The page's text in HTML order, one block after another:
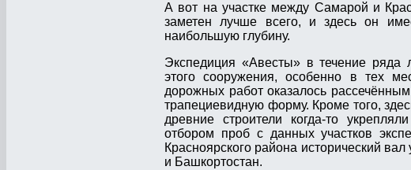
А вот на участке между Самарой и
заметен лучше всего, и здесь он
наибольшую глубину.
Экспедиция «Авесты» в течение ряда
этого сооружения, особенно в тех
дорожных работ оказалось
трапециевидную форму. Кроме того,
древние строители когда-то
отбором проб с данных участков
Красноярского района исторический
и Башкортостан.